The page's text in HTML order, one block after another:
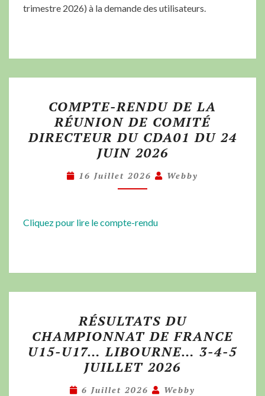
trimestre 2026) à la demande des utilisateurs.
COMPTE-RENDU DE LA
RÉUNION DE COMITÉ
DIRECTEUR DU CDA01 DU 24
JUIN 2026
16 Juillet 2026 Webby
Cliquez pour lire le compte-rendu
RÉSULTATS DU
CHAMPIONNAT DE FRANCE
U15-U17… LIBOURNE… 3-4-5
JUILLET 2026
6 Juillet 2026 Webby